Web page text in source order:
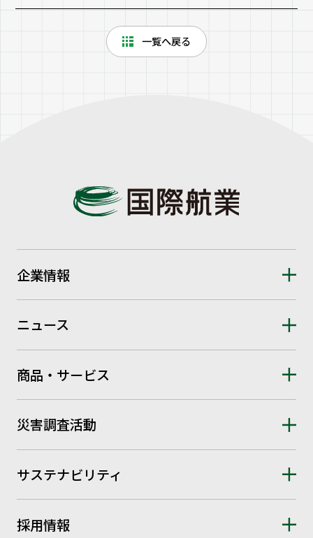
一覧へ戻る
企業情報
ニュース
商品・サービス
災害調査活動
サステナビリティ
採用情報